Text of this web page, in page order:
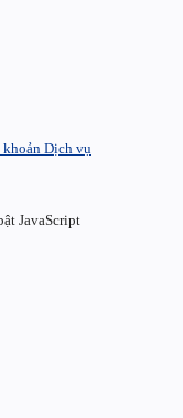
Dịch vụ
JavaScript